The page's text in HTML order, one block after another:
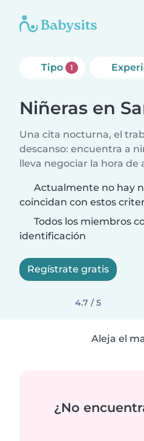
Tipo 1
Niñeras en
Una cita nocturna, el
descanso: encuentra a
lleva negociar la hora de
Actualmente no hay
coincidan con estos
Todos los miembros
identificación
Regístrate gratis
4.7 / 5
Aleja el
¿No